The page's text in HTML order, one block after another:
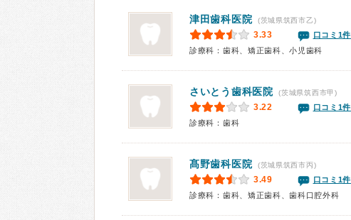
津田歯科医院 (茨城県筑西市乙)
3.33
口コミ1件
診療科：歯科、矯正歯科、小児歯科
さいとう歯科医院 (茨城県筑西市甲)
3.22
口コミ1件
診療科：歯科
髙野歯科医院 (茨城県筑西市丙)
3.49
口コミ1件
診療科：歯科、矯正歯科、歯科口腔外科